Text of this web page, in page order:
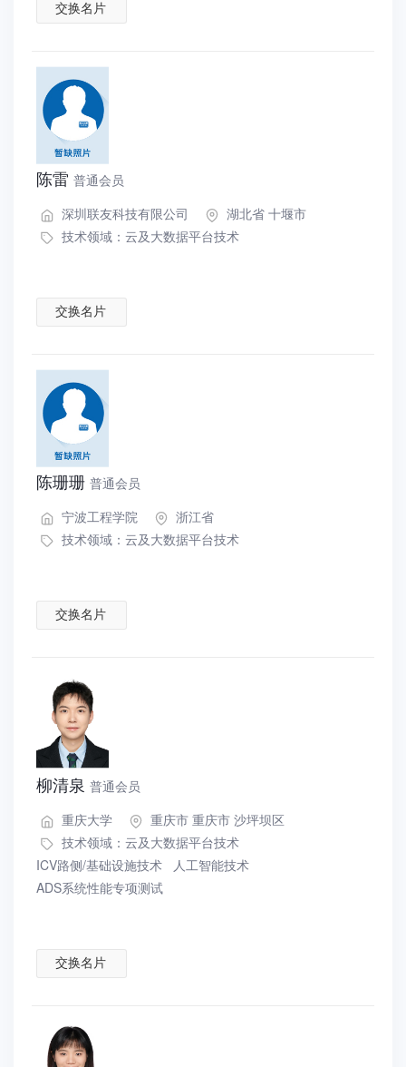
交换名片
陈雷 普通会员
深圳联友科技有限公司
湖北省 十堰市
技术领域： 云及大数据平台技术
交换名片
陈珊珊 普通会员
宁波工程学院
浙江省
技术领域： 云及大数据平台技术
交换名片
柳清泉 普通会员
重庆大学
重庆市 重庆市 沙坪坝区
技术领域： 云及大数据平台技术
ICV路侧/基础设施技术
人工智能技术
ADS系统性能专项测试
交换名片